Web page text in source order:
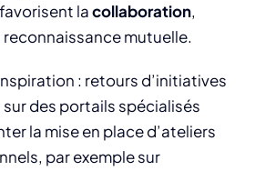
lacollaboration,
reconnaissance mutuelle.
: retours d’initiatives
des portails spécialisés
la mise en place d’ateliers
par exemple sur